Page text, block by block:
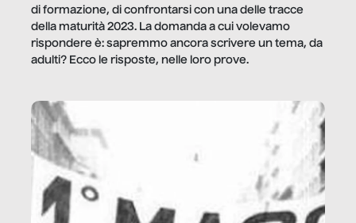
di formazione, di confrontarsi con una delle tracce
della maturità 2023. La domanda a cui volevamo
rispondere è: sapremmo ancora scrivere un tema, da
adulti? Ecco le risposte, nelle loro prove.